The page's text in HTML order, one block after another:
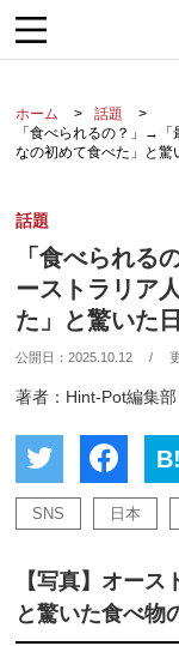
ホーム
話題
「食べられるの？」→
なの初めて食べた」と驚
話題
「食べられ
ーストラリア
た」と驚いた
公開日：2025.10.12 /
著者：Hint-Pot編集部
B!
SNS 日本
【写真】オース
と驚いた食べ物